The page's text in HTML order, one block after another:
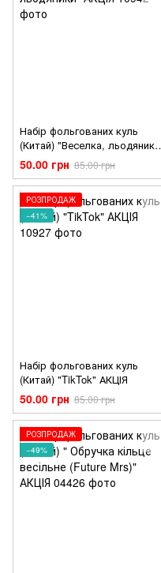
Набір фольгованих куль
(Китай) "Веселка,
АКЦІЯ
50.00 грн 85.00 грн
РОЗПРОДАЖ
−41%
Набір фольгованих куль
(Китай) "TikTok" АКЦІЯ
50.00 грн 85.00 грн
РОЗПРОДАЖ
−49%